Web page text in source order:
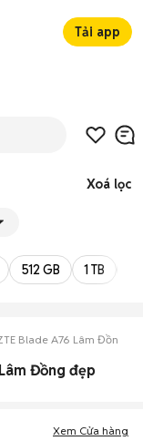
Tải app
Xoá lọc
512 GB 1 TB
Blade A76 Lâm Đồng
Đồng đẹp
Xem Cửa hàng